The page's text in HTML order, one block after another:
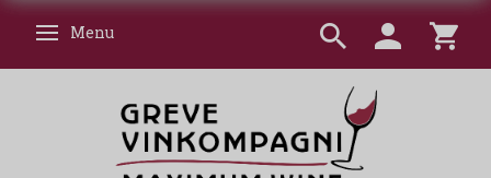
Skifte navigation
Menu